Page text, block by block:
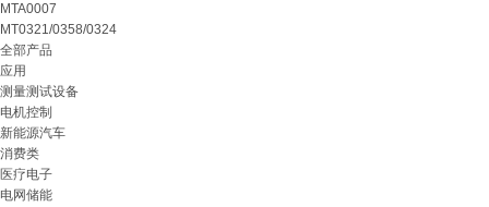
MTA0007
MT0321/0358/0324
全部产品
应用
测量测试设备
电机控制
新能源汽车
消费类
医疗电子
电网储能